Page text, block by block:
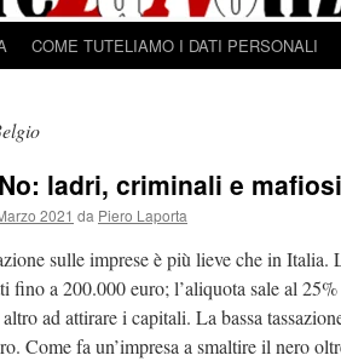
COME TUTELIAMO I DATI PERSONALI
ladri, criminali e
2021 da Piero Laporta
sulle imprese è più lieve che in Italia.
fino a 200.000 euro; l’aliquota sale al
altro ad attirare i capitali. La bassa
Come fa un’impresa a smaltire il nero